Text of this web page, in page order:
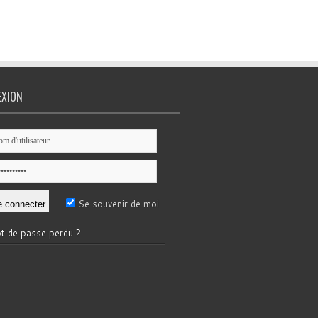
Se souvenir de moi
de passe perdu ?